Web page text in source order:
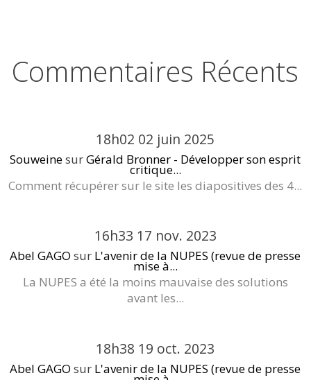
Commentaires Récents
18h02 02 juin 2025
SouweinesurGérald Bronner - Développer son esprit
critique...
Comment récupérer sur le site les diapositives des 4...
16h33 17 nov. 2023
Abel GAGO sur L'avenir de la NUPES (revue de presse
mise à...
La NUPES a été la moins mauvaise des solutions
avant les...
18h38 19 oct. 2023
Abel GAGO sur L'avenir de la NUPES (revue de presse